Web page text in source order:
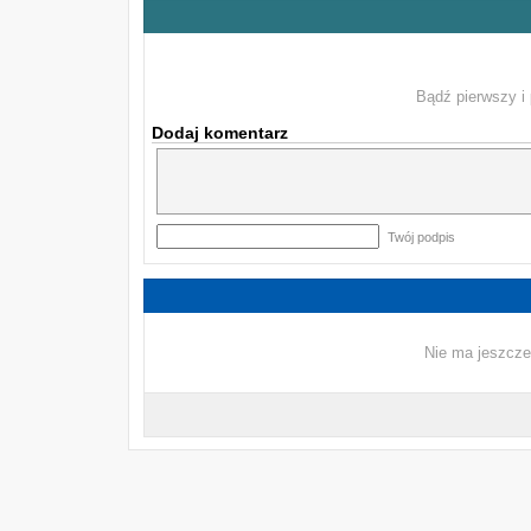
Bądź pierwszy i
Dodaj komentarz
Twój podpis
Nie ma